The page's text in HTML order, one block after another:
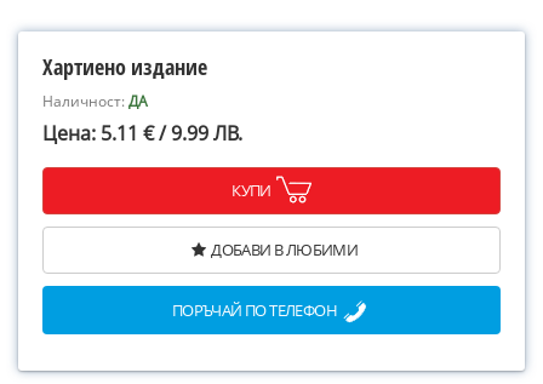
Хартиено издание
Наличност:ДА
Цена: 5.11 € / 9.99 ЛВ.
КУПИ
ДОБАВИ В ЛЮБИМИ
ПОРЪЧАЙ ПО ТЕЛЕФОН